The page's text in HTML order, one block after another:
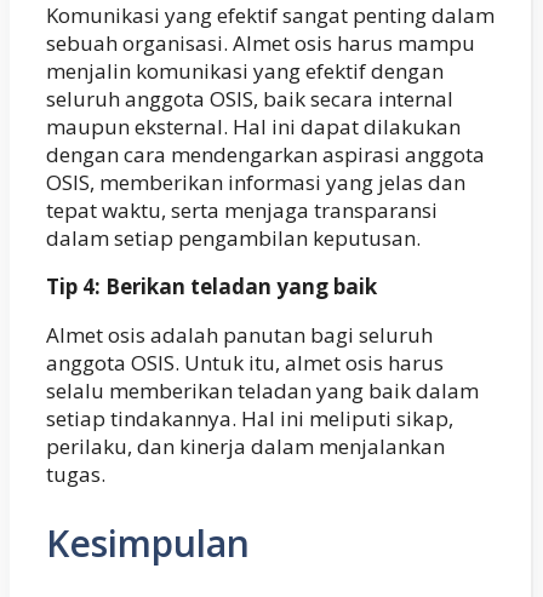
Komunikasi yang efektif sangat penting dalam
sebuah organisasi. Almet osis harus mampu
menjalin komunikasi yang efektif dengan
seluruh anggota OSIS, baik secara internal
maupun eksternal. Hal ini dapat dilakukan
dengan cara mendengarkan aspirasi anggota
OSIS, memberikan informasi yang jelas dan
tepat waktu, serta menjaga transparansi
dalam setiap pengambilan keputusan.
Tip 4: Berikan teladan yang baik
Almet osis adalah panutan bagi seluruh
anggota OSIS. Untuk itu, almet osis harus
selalu memberikan teladan yang baik dalam
setiap tindakannya. Hal ini meliputi sikap,
perilaku, dan kinerja dalam menjalankan
tugas.
Kesimpulan